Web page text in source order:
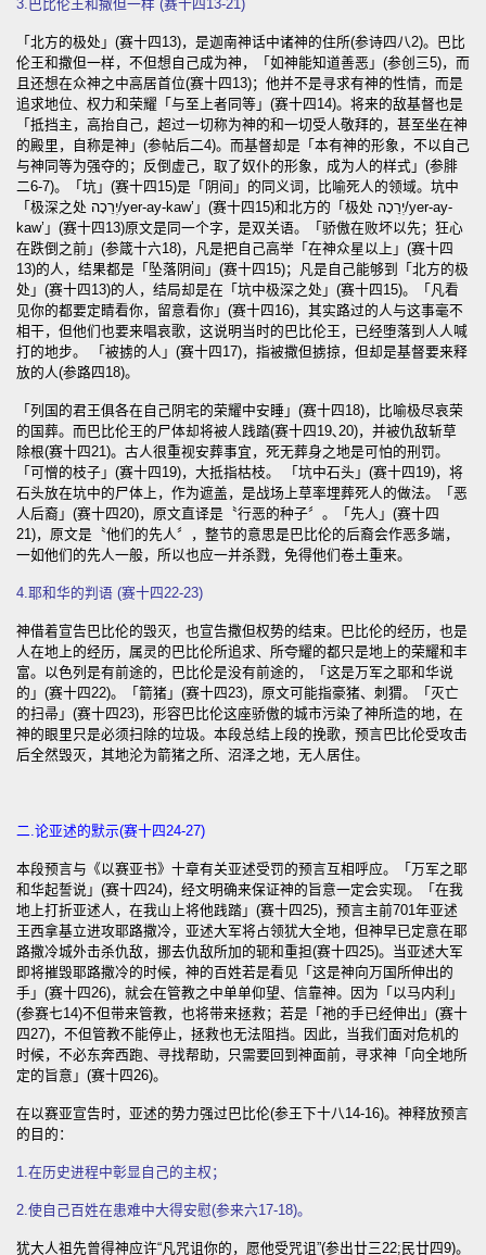
3.巴比伦王和撒但一样 (赛十四13-21)
「北方的极处」(赛十四13)，是迦南神话中诸神的住所(参诗四八2)。巴比
伦王和撒但一样，不但想自己成为神，「如神能知道善恶」(参创三5)，而
且还想在众神之中高居首位(赛十四13)；他并不是寻求有神的性情，而是
追求地位、权力和荣耀「与至上者同等」(赛十四14)。将来的敌基督也是
「抵挡主，高抬自己，超过一切称为神的和一切受人敬拜的，甚至坐在神
的殿里，自称是神」(参帖后二4)。而基督却是「本有神的形象，不以自己
与神同等为强夺的；反倒虚己，取了奴仆的形象，成为人的样式」(参腓
二6-7)。「坑」(赛十四15)是「阴间」的同义词，比喻死人的领域。坑中
「极深之处 יְרֵכָה/yer-ay-kaw’」(赛十四15)和北方的「极处 יְרֵכָה/yer-ay-
kaw’」(赛十四13)原文是同一个字，是双关语。「骄傲在败坏以先；狂心
在跌倒之前」(参箴十六18)，凡是把自己高举「在神众星以上」(赛十四
13)的人，结果都是「坠落阴间」(赛十四15)；凡是自己能够到「北方的极
处」(赛十四13)的人，结局却是在「坑中极深之处」(赛十四15)。「凡看
见你的都要定睛看你，留意看你」(赛十四16)，其实路过的人与这事毫不
相干，但他们也要来唱哀歌，这说明当时的巴比伦王，已经堕落到人人喊
打的地步。 「被掳的人」(赛十四17)，指被撒但掳掠，但却是基督要来释
放的人(参路四18)。
「列国的君王俱各在自己阴宅的荣耀中安睡」(赛十四18)，比喻极尽哀荣
的国葬。而巴比伦王的尸体却将被人践踏(赛十四19､20)，并被仇敌斩草
除根(赛十四21)。古人很重视安葬事宜，死无葬身之地是可怕的刑罚。
「可憎的枝子」(赛十四19)，大抵指枯枝。 「坑中石头」(赛十四19)，将
石头放在坑中的尸体上，作为遮盖，是战场上草率埋葬死人的做法。「恶
人后裔」(赛十四20)，原文直译是〝行恶的种子〞。「先人」(赛十四
21)，原文是〝他们的先人〞，整节的意思是巴比伦的后裔会作恶多端，
一如他们的先人一般，所以也应一并杀戮，免得他们卷土重来。
4.耶和华的判语 (赛十四22-23)
神借着宣告巴比伦的毁灭，也宣告撒但权势的结束。巴比伦的经历，也是
人在地上的经历，属灵的巴比伦所追求、所夸耀的都只是地上的荣耀和丰
富。以色列是有前途的，巴比伦是没有前途的，「这是万军之耶和华说
的」(赛十四22)。「箭猪」(赛十四23)，原文可能指豪猪、刺猬。「灭亡
的扫帚」(赛十四23)，形容巴比伦这座骄傲的城市污染了神所造的地，在
神的眼里只是必须扫除的垃圾。本段总结上段的挽歌，预言巴比伦受攻击
后全然毁灭，其地沦为箭猪之所、沼泽之地，无人居住。
二.论亚述的默示(赛十四24-27)
本段预言与《以赛亚书》十章有关亚述受罚的预言互相呼应。「万军之耶
和华起誓说」(赛十四24)，经文明确来保证神的旨意一定会实现。「在我
地上打折亚述人，在我山上将他践踏」(赛十四25)，预言主前701年亚述
王西拿基立进攻耶路撒冷，亚述大军将占领犹大全地，但神早已定意在耶
路撒冷城外击杀仇敌，挪去仇敌所加的轭和重担(赛十四25)。当亚述大军
即将摧毁耶路撒冷的时候，神的百姓若是看见「这是神向万国所伸出的
手」(赛十四26)，就会在管教之中单单仰望、信靠神。因为「以马内利」
(参赛七14)不但带来管教，也将带来拯救；若是「祂的手已经伸出」(赛十
四27)，不但管教不能停止，拯救也无法阻挡。因此，当我们面对危机的
时候，不必东奔西跑、寻找帮助，只需要回到神面前，寻求神「向全地所
定的旨意」(赛十四26)。
在以赛亚宣告时，亚述的势力强过巴比伦(参王下十八14-16)。神释放预言
的目的：
1.在历史进程中彰显自己的主权；
2.使自己百姓在患难中大得安慰(参来六17-18)。
犹大人祖先曾得神应许“凡咒诅你的，愿他受咒诅”(参出廿三22;民廿四9)。